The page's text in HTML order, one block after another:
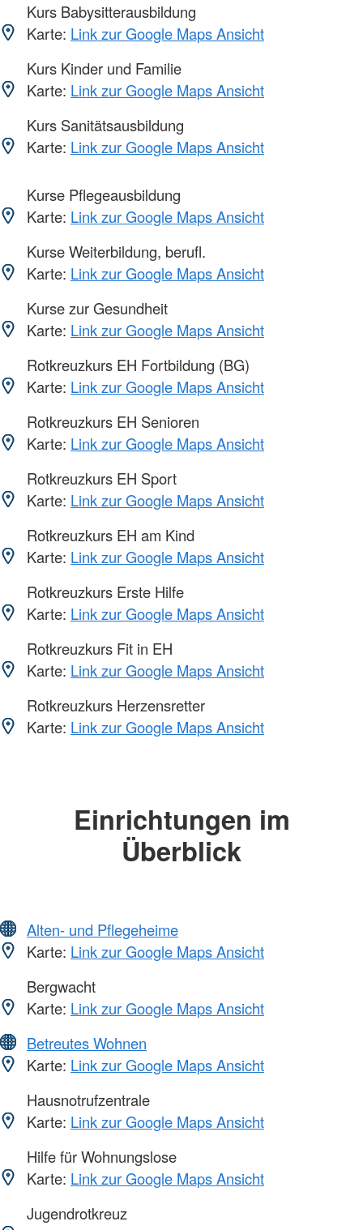
Kurs Babysitterausbildung
Karte: Link zur Google Maps Ansicht
Kurs Kinder und Familie
Karte: Link zur Google Maps Ansicht
Kurs Sanitätsausbildung
Karte: Link zur Google Maps Ansicht
Kurse Pflegeausbildung
Karte: Link zur Google Maps Ansicht
Kurse Weiterbildung, berufl.
Karte: Link zur Google Maps Ansicht
Kurse zur Gesundheit
Karte: Link zur Google Maps Ansicht
Rotkreuzkurs EH Fortbildung (BG)
Karte: Link zur Google Maps Ansicht
Rotkreuzkurs EH Senioren
Karte: Link zur Google Maps Ansicht
Rotkreuzkurs EH Sport
Karte: Link zur Google Maps Ansicht
Rotkreuzkurs EH am Kind
Karte: Link zur Google Maps Ansicht
Rotkreuzkurs Erste Hilfe
Karte: Link zur Google Maps Ansicht
Rotkreuzkurs Fit in EH
Karte: Link zur Google Maps Ansicht
Rotkreuzkurs Herzensretter
Karte: Link zur Google Maps Ansicht
Einrichtungen im
Überblick
Alten- und Pflegeheime
Karte: Link zur Google Maps Ansicht
Bergwacht
Karte: Link zur Google Maps Ansicht
Betreutes Wohnen
Karte: Link zur Google Maps Ansicht
Hausnotrufzentrale
Karte: Link zur Google Maps Ansicht
Hilfe für Wohnungslose
Karte: Link zur Google Maps Ansicht
Jugendrotkreuz